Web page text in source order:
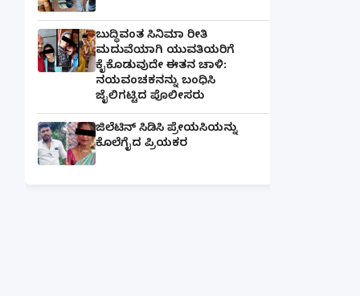
ಬುದ್ಧಿವಂತ ಸಿನಿಮಾ ರೀತಿ
ಮದುವೆಯಾಗಿ ಯುವತಿಯರಿಗೆ
ಕೈಕೊಡುವುದೇ ಈತನ ಚಾಳಿ:
ನಯವಂಚಕನನ್ನು ಬಂಧಿಸಿ
ಜೈಲಿಗಟ್ಟಿದ ಪೊಲೀಸರು
ಜಿಲೆಟಿನ್ ಸಿಡಿಸಿ ಪ್ರೇಯಸಿಯನ್ನು
ಕೊಲೆಗೈದ ಪ್ರಿಯಕರ